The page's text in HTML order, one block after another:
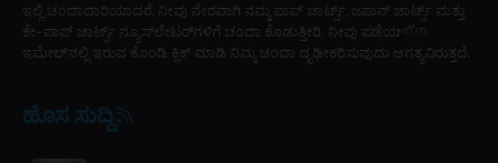
ಇಲ್ಲಿ ಚಂದಾದಾರಿಯಾದರೆ, ನೀವು ನೇರವಾಗಿ ನಮ್ಮ ಪಾಪ್ ಚಾರ್ಟ್ಸ್, ಜಪಾನ್ ಚಾರ್ಟ್ಸ್ ಮತ್ತು
ಕೇ-ಪಾಪ್ ಚಾರ್ಟ್ಸ್ ನ್ಯೂಸ್‌ಲೇಟರ್‌ಗಳಿಗೆ ಚಂದಾ ಕೊಡುತ್ತೀರಿ. ನೀವು ಪಡೆಯുന്ന
ಇಮೇಲ್‌ನಲ್ಲಿ ಇರುವ ಕೊಂಡಿ ಕ್ಲಿಕ್ ಮಾಡಿ ನಿಮ್ಮ ಚಂದಾ ದೃಢೀಕರಿಸುವುದು ಅಗತ್ಯವಿರುತ್ತದೆ.
ಹೊಸ ಸುದ್ದಿ